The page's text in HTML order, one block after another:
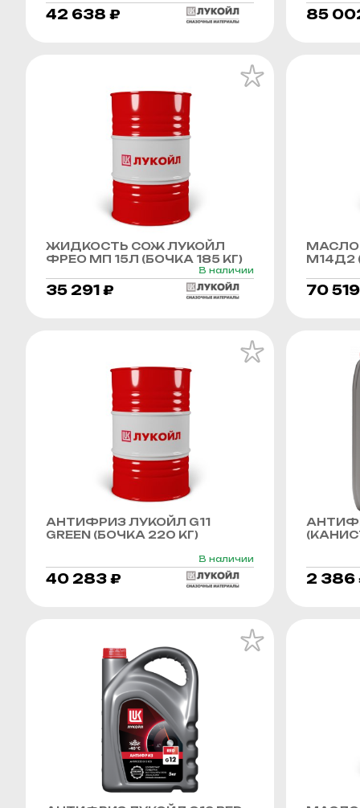
42 638 ₽ 85
ЖИДКОСТЬ СОЖ ЛУКОЙЛ
ФРЕО МП 15Л (БОЧКА 185 КГ)
В наличии
35 291 ₽
МАСЛО
М14Д2
70
АНТИФРИЗ ЛУКОЙЛ G11
GREEN (БОЧКА 220 КГ)
В наличии
40 283 ₽ 2 386